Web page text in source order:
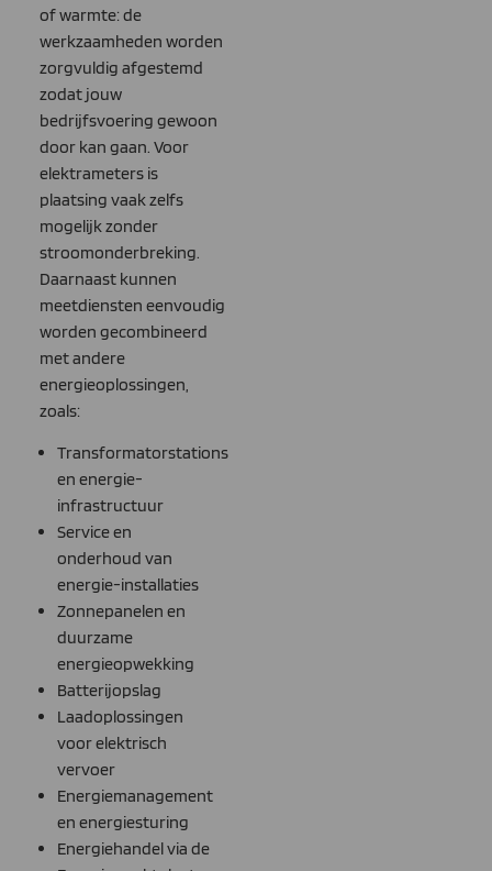
of warmte: de
werkzaamheden worden
zorgvuldig afgestemd
zodat jouw
bedrijfsvoering gewoon
door kan gaan. Voor
elektrameters is
plaatsing vaak zelfs
mogelijk zonder
stroomonderbreking.
Daarnaast kunnen
meetdiensten eenvoudig
worden gecombineerd
met andere
energieoplossingen,
zoals:
Transformatorstations
en energie-
infrastructuur
Service en
onderhoud van
energie-installaties
Zonnepanelen en
duurzame
energieopwekking
Batterijopslag
Laadoplossingen
voor elektrisch
vervoer
Energiemanagement
en energiesturing
Energiehandel via de